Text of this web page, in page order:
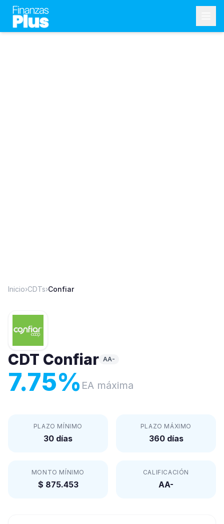
Inicio›CDTs›Confiar
CDT Confiar AA-
7.75% EA máxima
PLAZO MÍNIMO
30 días
PLAZO MÁXIMO
360 días
MONTO MÍNIMO
$ 875.453
CALIFICACIÓN
AA-